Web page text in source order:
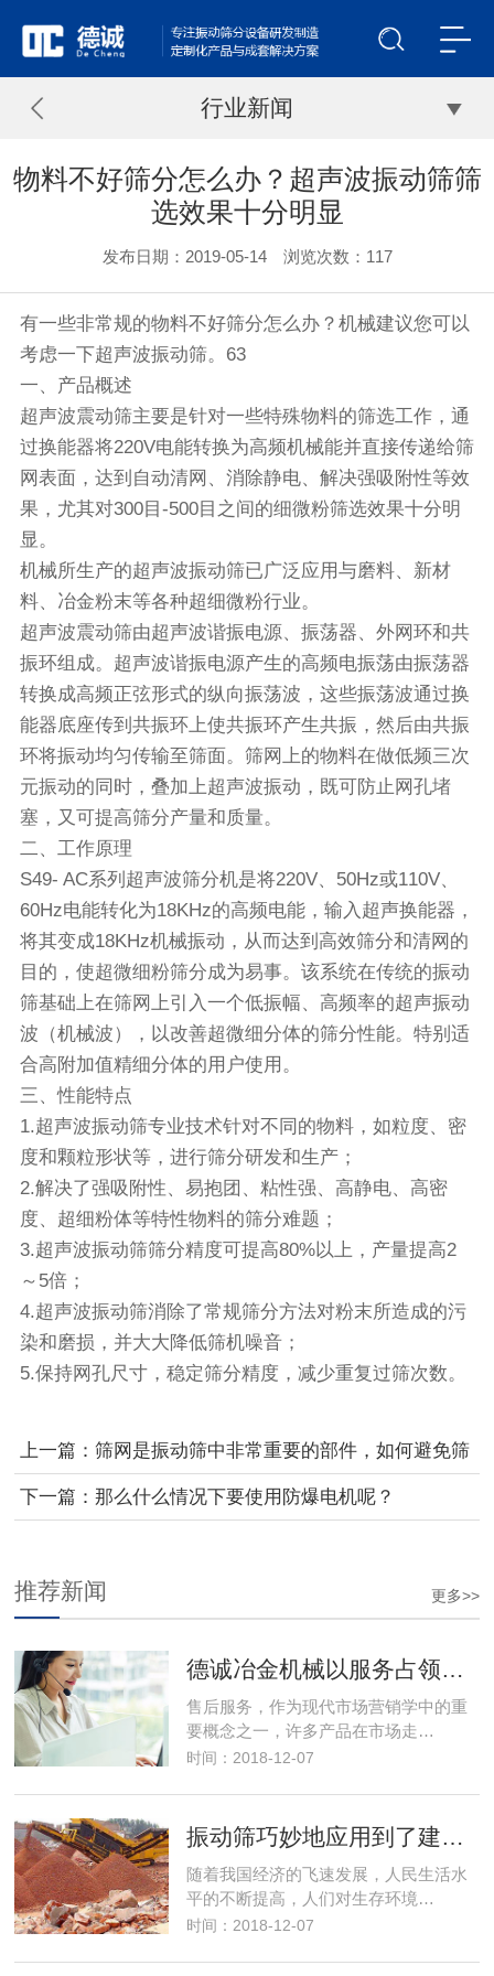
行业新闻
物料不好筛分怎么办？超声波振动筛筛
选效果十分明显
发布日期：2019-05-14 浏览次数： 117
有一些非常规的物料不好筛分怎么办？机械建议您可以
考虑一下超声波振动筛。63
一、产品概述
超声波震动筛主要是针对一些特殊物料的筛选工作，通
过换能器将220V电能转换为高频机械能并直接传递给筛
网表面，达到自动清网、消除静电、解决强吸附性等效
果，尤其对300目-500目之间的细微粉筛选效果十分明
显。
机械所生产的超声波振动筛已广泛应用与磨料、新材
料、冶金粉末等各种超细微粉行业。
超声波震动筛由超声波谐振电源、振荡器、外网环和共
振环组成。超声波谐振电源产生的高频电振荡由振荡器
转换成高频正弦形式的纵向振荡波，这些振荡波通过换
能器底座传到共振环上使共振环产生共振，然后由共振
环将振动均匀传输至筛面。筛网上的物料在做低频三次
元振动的同时，叠加上超声波振动，既可防止网孔堵
塞，又可提高筛分产量和质量。
二、工作原理
S49- AC系列 超声波筛分机是将220V、50Hz或110V、
60Hz电能转化为18KHz的高频电能，输入超声换能器，
将其变成18KHz机械振动，从而达到高效筛分和清网的
目的，使超微细粉筛分成为易事。该系统在传统的振动
筛基础上在筛网上引入一个低振幅、高频率的超声振动
波（机械波），以改善超微细分体的筛分性能。特别适
合高附加值精细分体的用户使用。
三、性能特点
1.超声波振动筛专业技术针对不同的物料，如粒度、密
度和颗粒形状等，进行筛分研发和生产；
2.解决了强吸附性、易抱团、粘性强、高静电、高密
度、超细粉体等特性物料的筛分难题；
3.超声波振动筛筛分精度可提高80%以上，产量提高2
～5倍；
4.超声波振动筛消除了常规筛分方法对粉末所造成的污
染和磨损，并大大降低筛机噪音；
5.保持网孔尺寸，稳定筛分精度，减少重复过筛次数。
上一篇：筛网是振动筛中非常重要的部件，如何避免筛
网生锈呢？
下一篇：那么什么情况下要使用防爆电机呢？
更多>>
推荐新闻
售后服务，作为现代市场营销学中的重
要概念之一，许多产品在市场走…
时间：2018-12-07
随着我国经济的飞速发展，人民生活水
平的不断提高，人们对生存环境…
时间：2018-12-07